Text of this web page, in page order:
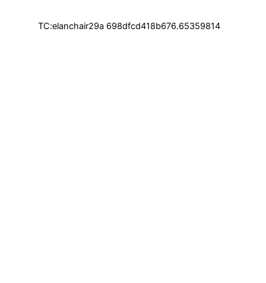
TC:elanchair29a 698dfcd418b676.65359814